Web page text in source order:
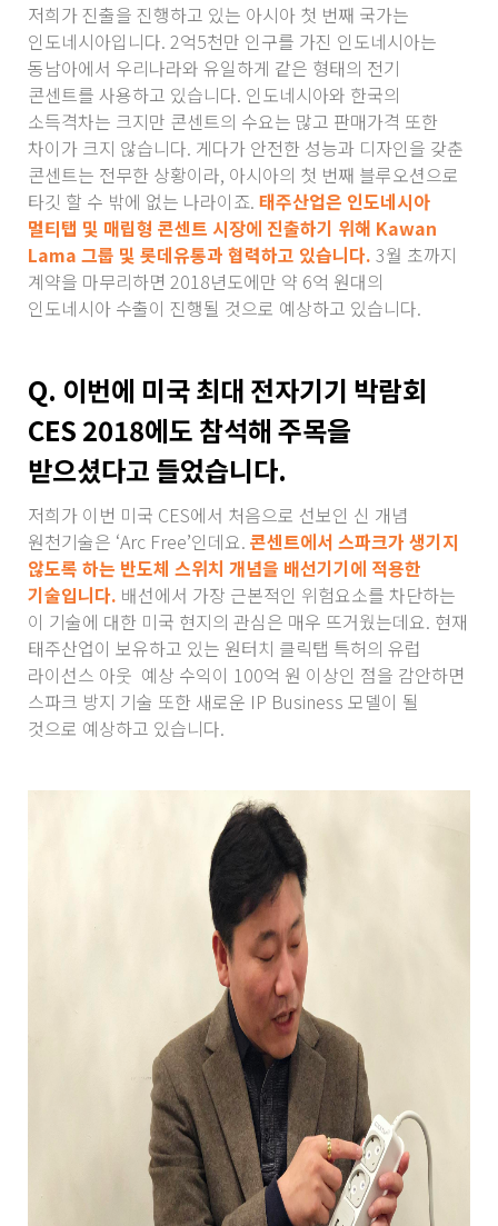
저희가 진출을 진행하고 있는 아시아 첫 번째 국가는
인도네시아입니다. 2억5천만 인구를 가진 인도네시아는
동남아에서 우리나라와 유일하게 같은 형태의 전기
콘센트를 사용하고 있습니다. 인도네시아와 한국의
소득격차는 크지만 콘센트의 수요는 많고 판매가격 또한
차이가 크지 않습니다. 게다가 안전한 성능과 디자인을 갖춘
콘센트는 전무한 상황이라, 아시아의 첫 번째 블루오션으로
타깃 할 수 밖에 없는 나라이죠. 태주산업은 인도네시아
멀티탭 및 매립형 콘센트 시장에 진출하기 위해 Kawan
Lama 그룹 및 롯데유통과 협력하고 있습니다. 3월 초까지
계약을 마무리하면 2018년도에만 약 6억 원대의
인도네시아 수출이 진행될 것으로 예상하고 있습니다.
Q. 이번에 미국 최대 전자기기 박람회
CES 2018에도 참석해 주목을
받으셨다고 들었습니다.
저희가 이번 미국 CES에서 처음으로 선보인 신 개념
원천기술은 ‘Arc Free’인데요. 콘센트에서 스파크가 생기지
않도록 하는 반도체 스위치 개념을 배선기기에 적용한
기술입니다. 배선에서 가장 근본적인 위험요소를 차단하는
이 기술에 대한 미국 현지의 관심은 매우 뜨거웠는데요. 현재
태주산업이 보유하고 있는 원터치 클릭탭 특허의 유럽
라이선스 아웃 예상 수익이 100억 원 이상인 점을 감안하면
스파크 방지 기술 또한 새로운 IP Business 모델이 될
것으로 예상하고 있습니다.